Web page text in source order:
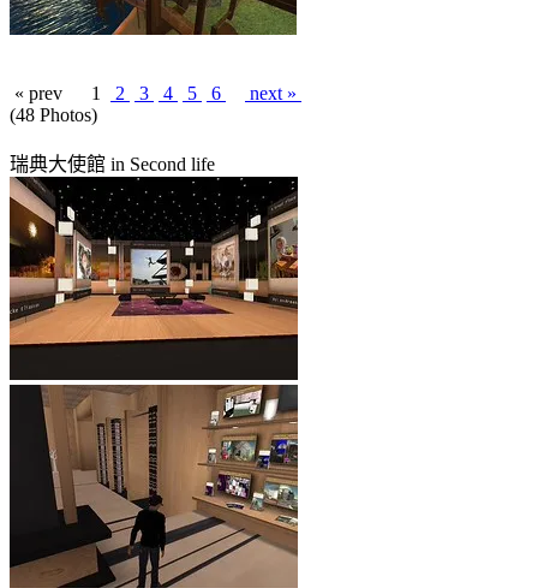
« prev 1 2 3 4 5 6
next »
(48 Photos)
瑞典大使館 in Second life